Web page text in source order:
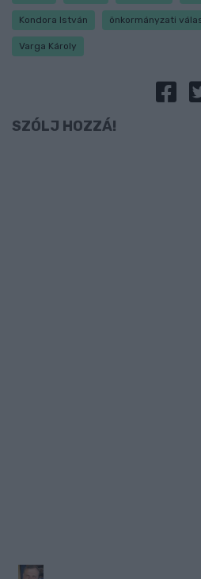
Kondora István önkormányzati
Varga Károly
SZÓLJ HOZZÁ!